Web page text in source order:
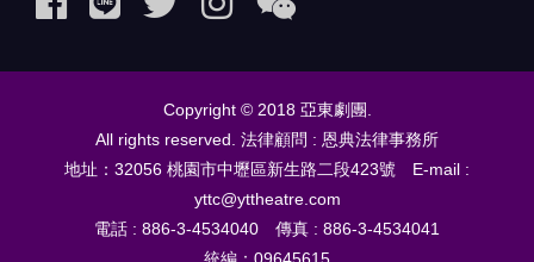
Copyright © 2018 亞東劇團.
All rights reserved. 法律顧問 : 恩典法律事務所
地址：32056 桃園市中壢區新生路二段423號 E-mail :
yttc@yttheatre.com
電話 : 886-3-4534040 傳真 : 886-3-4534041